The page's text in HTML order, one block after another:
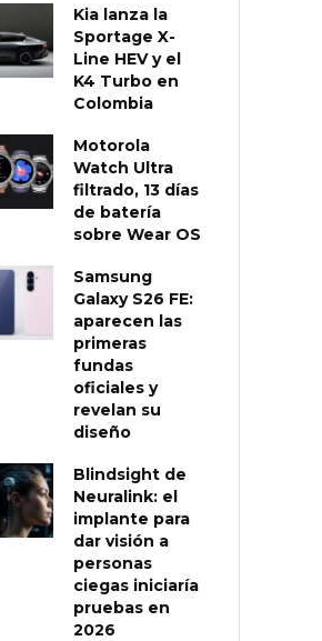
Kia lanza la
Sportage X-
Line HEV y el
K4 Turbo en
Colombia
Motorola
Watch Ultra
filtrado, 13 días
de batería
sobre Wear OS
Samsung
Galaxy S26 FE:
aparecen las
primeras
fundas
oficiales y
revelan su
diseño
Blindsight de
Neuralink: el
implante para
dar visión a
personas
ciegas iniciaría
pruebas en
2026